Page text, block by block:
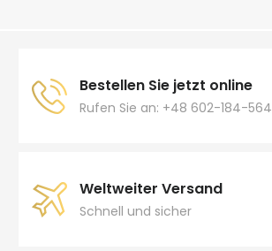
Bestellen Sie jetzt online
Rufen Sie an: +48 602-184-564
Weltweiter Versand
Schnell und sicher